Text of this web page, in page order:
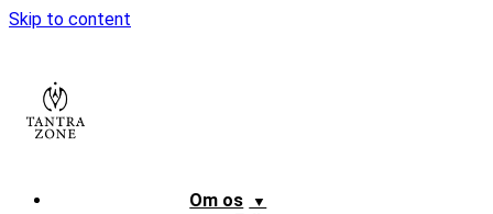
Skip to content
Om os